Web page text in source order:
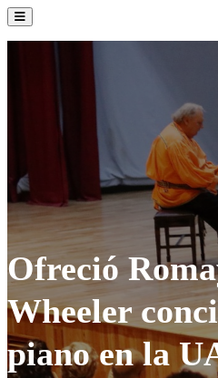
Oferta Académica
Ofreció
Wheeler
piano en la